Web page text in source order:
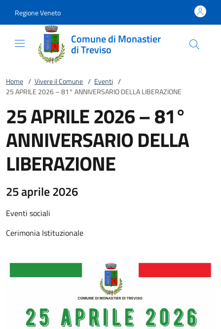
Regione Veneto
Comune di Monastier
di Treviso
Home / Vivere il Comune / Eventi /
25 APRILE 2026 – 81° ANNIVERSARIO DELLA LIBERAZIONE
25 APRILE 2026 – 81°
ANNIVERSARIO DELLA
LIBERAZIONE
25 aprile 2026
Eventi sociali
Cerimonia Istituzionale